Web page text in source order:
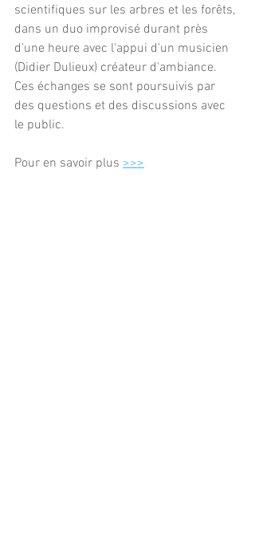
scientifiques sur les arbres et les forêts,
dans un duo improvisé durant près
d'une heure avec l'appui d'un musicien
(Didier Dulieux) créateur d'ambiance.
Ces échanges se sont poursuivis par
des questions et des discussions avec
le public.
Pour en savoir plus >>>